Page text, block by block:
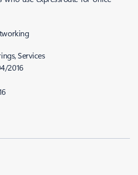
Services
2016